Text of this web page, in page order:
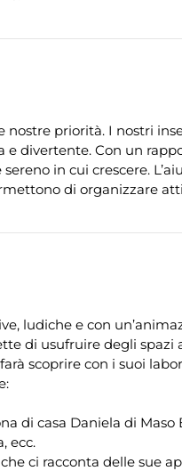
nostre priorità. I nostri
divertente. Con un
in cui crescere.
di organizzare
ludiche e con
di usufruire degli spazi
scoprire con i suoi
di casa Daniela di
ecc.
ci racconta delle sue